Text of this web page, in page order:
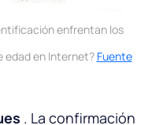
enfrentan los
edad en Internet? Fuente
. La confirmación